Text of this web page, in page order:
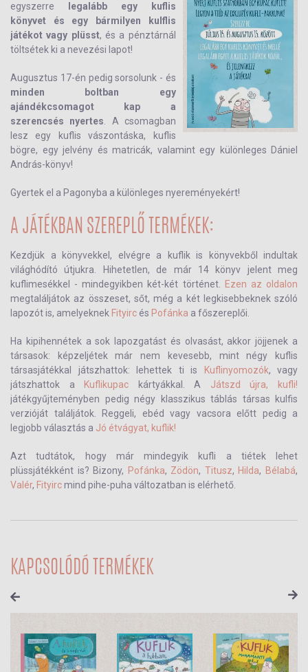
egyszerre
legalább egy kuflis
könyvet és egy bármilyen kulflis
játékot vagy plüsst, és a pénztárnál
töltsétek ki a nevezési lapot!
Augusztus 17-én pedig sorsolunk - és
minden boltban egy
ajándékcsomagot kap a
szerencsés nyertes . A csomagban
lesz egy kuflis vászontáska, kuflis
bögre, egy jelvény és matricák, valamint egy különleges Dániel
András-könyv!
Gyertek el a Pagonyba a különleges nyereményekért!
A JÁTÉKBAN SZEREPLŐ TERMÉKEK:
Kezdjük a könyvekkel, elvégre a kuflik is könyvekből indultak
világhódító útjukra. Hihetetlen, de már 14 könyv jelent meg
kuflimesékkel - mindegyikben két-két történet.
Ezen az oldalon
megtaláljátok az összeset, sőt, még a két legkisebbeknek szóló
lapozót is, amelyeknek Fityirc és Pofánka a főszereplői.
Ha kipihennétek a sok lapozgatást és olvasást, akkor jöjjenek a
társasok: képzeljétek már nem kevesebb, mint négy kuflis
társasjátékkal játszhattok: lehettek ti is
Kuflinyomozók, vagy
játszhattok a
Kuflikupac kártyákkal. A Játszd újra, kufli!
játékgyűjteményben pedig négy klasszikus táblás társas kulfis
verzióját találjátok. Reggeli, ebéd vagy vacsora előtt pedig a
legjobb választás a Jó étvágyat, kuflik!
Azt tudtátok, hogy már mindegyik kufli a tiétek lehet
plüssjátékként is? Bizony, Pofánka, Zödön, Titusz, Hilda, Bélabá,
Valér, Fityircmind pihe-puha változatban is elérhető.
KAPCSOLÓDÓ TERMÉKEK